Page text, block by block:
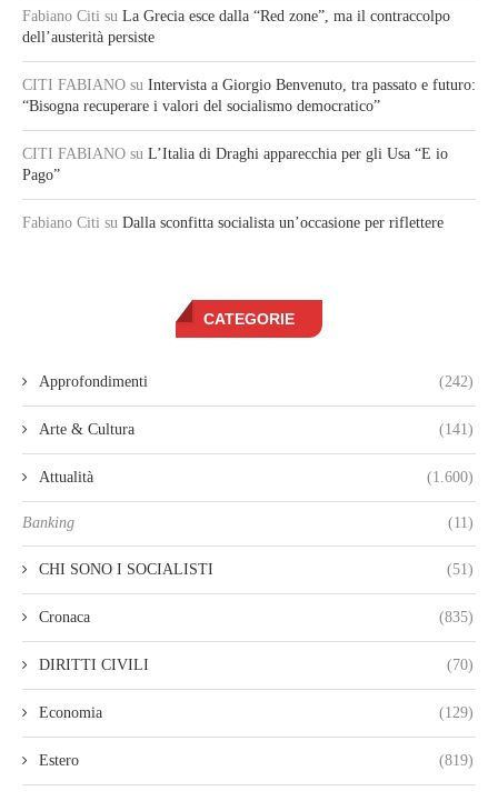
Fabiano Citi su La Grecia esce dalla “Red zone”, ma il contraccolpo
dell’austerità persiste
CITI FABIANO su Intervista a Giorgio Benvenuto, tra passato e futuro:
“Bisogna recuperare i valori del socialismo democratico”
CITI FABIANO su L’Italia di Draghi apparecchia per gli Usa “E io
Pago”
Fabiano Citi su Dalla sconfitta socialista un’occasione per riflettere
CATEGORIE
Approfondimenti (242)
Arte & Cultura (141)
Attualità (1.600)
Banking (11)
CHI SONO I SOCIALISTI (51)
Cronaca (835)
DIRITTI CIVILI (70)
Economia (129)
Estero (819)